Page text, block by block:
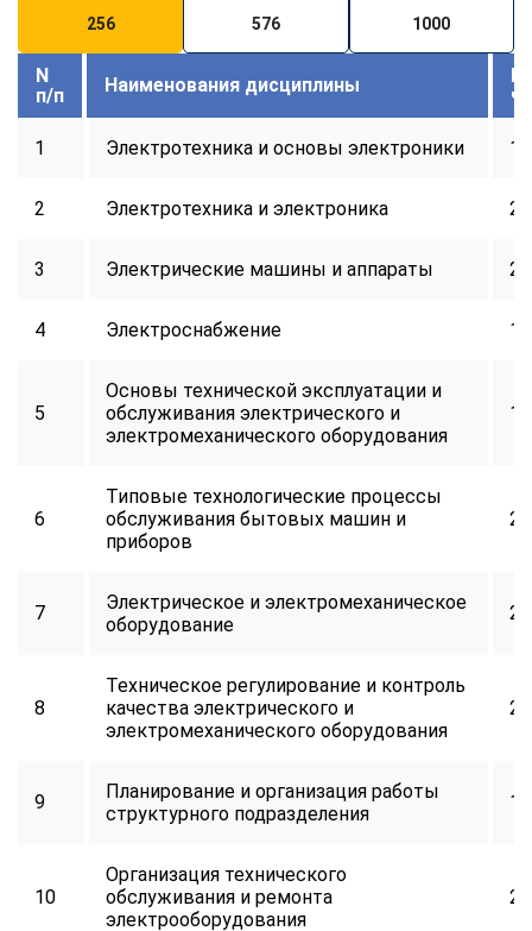
256 576 1000
N
п/п
Наименования дисциплины
1 Электротехника и основы электроники 16
2 Электротехника и электроника 24
3 Электрические машины и аппараты 24
4 Электроснабжение 16
5
Основы технической эксплуатации и
обслуживания электрического и
электромеханического оборудования
16
6
Типовые технологические процессы
обслуживания бытовых машин и
приборов
24
7
Электрическое и электромеханическое
оборудование
24
8
Техническое регулирование и контроль
качества электрического и
электромеханического оборудования
24
9
Планирование и организация работы
структурного подразделения
16
10
Организация технического
обслуживания и ремонта
электрооборудования
24